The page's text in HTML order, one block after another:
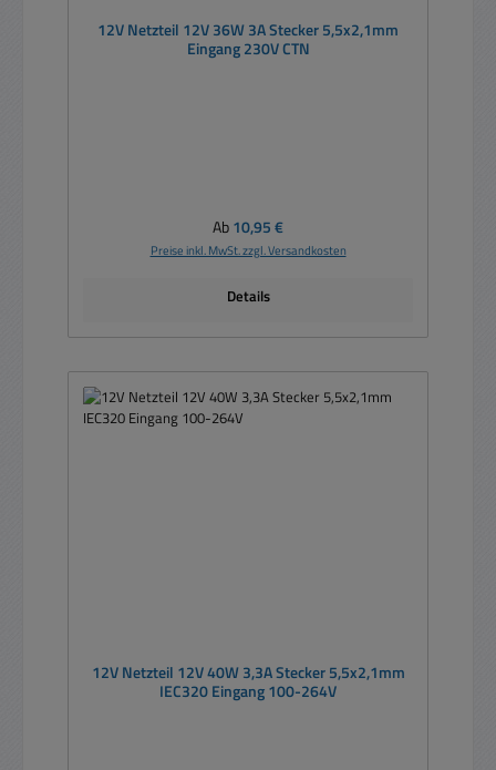
12V Netzteil 12V 36W 3A Stecker 5,5x2,1mm
Eingang 230V CTN
Regulärer Preis:
Ab10,95 €
Preise inkl. MwSt. zzgl. Versandkosten
Details
12V Netzteil 12V 40W 3,3A Stecker 5,5x2,1mm
IEC320 Eingang 100-264V